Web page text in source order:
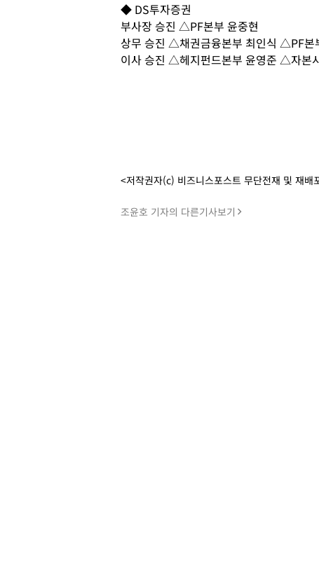
◆ DS투자증권
부사장 승진 △PF본부 윤중현
상무 승진 △채권금융본부 최인식 △PF본
이사 승진 △헤지펀드본부 윤영준 △자본
<저작권자(c) 비즈니스포스트 무단전재 및 재배
조윤호 기자의 다른기사보기